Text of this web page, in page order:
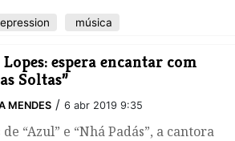
música
espera encantar com
Soltas”
MENDES / 6 abr 2019 9:35
“Azul” e “Nhá Padás”, a cantora